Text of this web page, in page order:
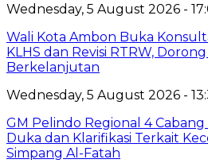
Wednesday, 5 August 2026 -
Wali Kota Ambon Buka
KLHS dan Revisi RTRW,
Berkelanjutan
Wednesday, 5 August 2026 -
GM Pelindo Regional 4
Duka dan Klarifikasi Terkait
Simpang Al-Fatah